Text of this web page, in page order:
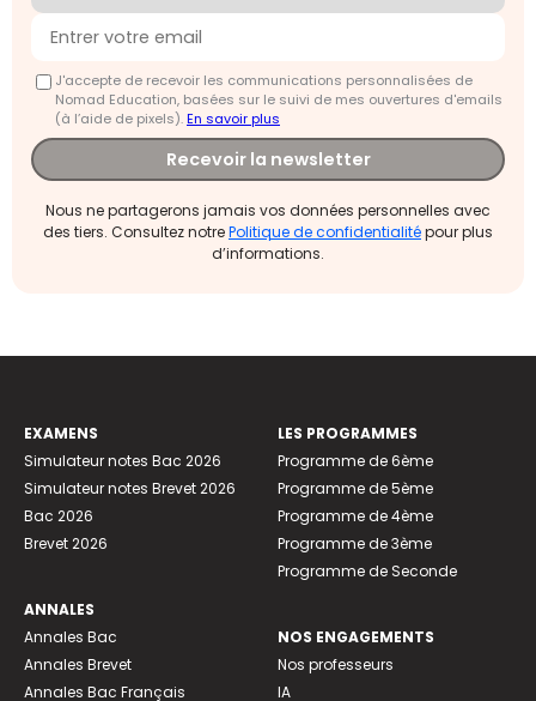
J'accepte de recevoir les communications personnalisées de
Nomad Education, basées sur le suivi de mes ouvertures d'emails
(à l’aide de pixels).En savoir plus
Recevoir la newsletter
Nous ne partagerons jamais vos données personnelles avec
des tiers. Consultez notrePolitique de confidentialitépour plus
d’informations.
EXAMENS
Simulateur notes Bac 2026
Simulateur notes Brevet 2026
Bac 2026
Brevet 2026
ANNALES
Annales Bac
Annales Brevet
Annales Bac Français
LES PROGRAMMES
Programme de 6ème
Programme de 5ème
Programme de 4ème
Programme de 3ème
Programme de Seconde
NOS ENGAGEMENTS
Nos professeurs
IA